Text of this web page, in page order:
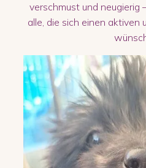
verschmust und neugierig
alle, die sich einen aktiven